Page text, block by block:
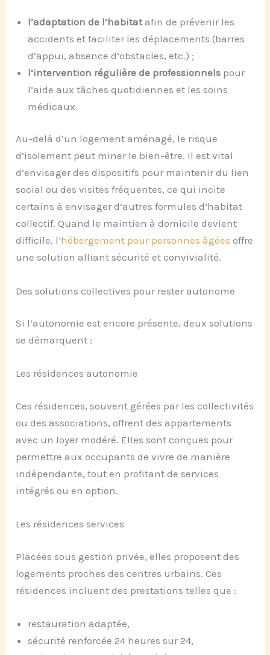
l’adaptation de l’habitatafin de prévenir les
accidents et faciliter les déplacements (barres
d’appui, absence d’obstacles, etc.) ;
l’intervention régulière de professionnels pour
l’aide aux tâches quotidiennes et les soins
médicaux.
Au-delà d’un logement aménagé, le risque
d’isolement peut miner le bien-être. Il est vital
d’envisager des dispositifs pour maintenir du lien
social ou des visites fréquentes, ce qui incite
certains à envisager d’autres formules d’habitat
collectif. Quand le maintien à domicile devient
difficile, l’hébergement pour personnes âgées offre
une solution alliant sécurité et convivialité.
Des solutions collectives pour rester autonome
Si l’autonomie est encore présente, deux solutions
se démarquent :
Les résidences autonomie
Ces résidences, souvent gérées par les collectivités
ou des associations, offrent des appartements
avec un loyer modéré. Elles sont conçues pour
permettre aux occupants de vivre de manière
indépendante, tout en profitant de services
intégrés ou en option.
Les résidences services
Placées sous gestion privée, elles proposent des
logements proches des centres urbains. Ces
résidences incluent des prestations telles que :
restauration adaptée,
sécurité renforcée 24 heures sur 24,